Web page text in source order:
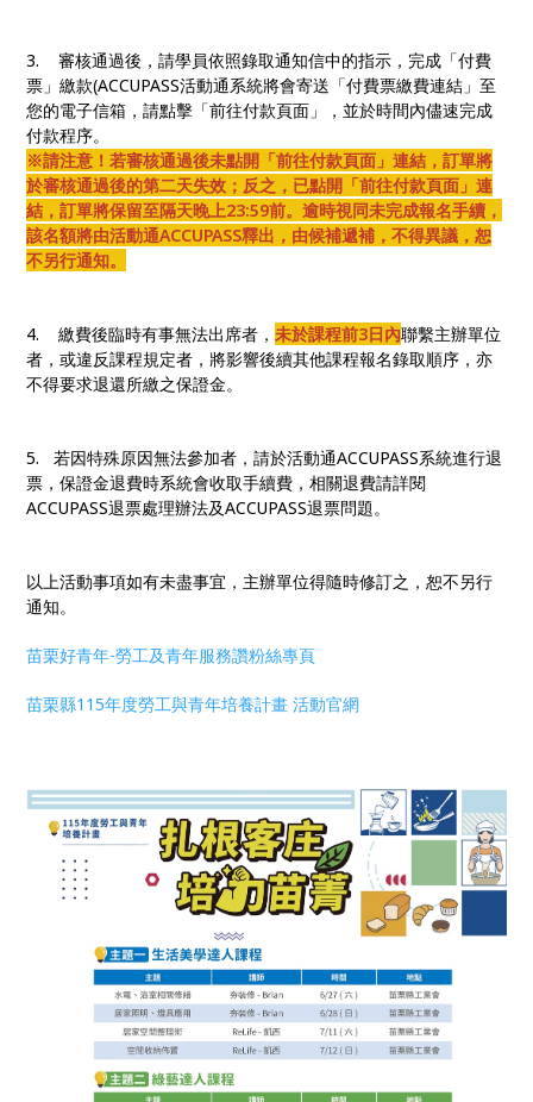
3. 審核通過後，請學員依照錄取通知信中的指示，完成「付費
票」繳款(ACCUPASS活動通系統將會寄送「付費票繳費連結」至
您的電子信箱，請點擊「前往付款頁面」，並於時間內儘速完成
付款程序。
※請注意！若審核通過後未點開「前往付款頁面」連結，訂單將
於審核通過後的第二天失效；反之，已點開「前往付款頁面」連
結，訂單將保留至隔天晚上23:59前。逾時視同未完成報名手續，
該名額將由活動通ACCUPASS釋出，由候補遞補，不得異議，恕
不另行通知。
4. 繳費後臨時有事無法出席者，未於課程前3日內聯繫主辦單位
者，或違反課程規定者，將影響後續其他課程報名錄取順序，亦
不得要求退還所繳之保證金。
5. 若因特殊原因無法參加者，請於活動通ACCUPASS系統進行退
票，保證金退費時系統會收取手續費，相關退費請詳閱
ACCUPASS退票處理辦法及ACCUPASS退票問題。
以上活動事項如有未盡事宜，主辦單位得隨時修訂之，恕不另行
通知。
苗栗好青年-勞工及青年服務讚粉絲專頁
苗栗縣115年度勞工與青年培養計畫 活動官網